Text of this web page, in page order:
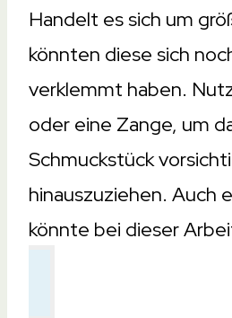
Handelt es sich um
könnten diese sich
verklemmt haben.
oder eine Zange, um
Schmuckstück
hinauszuziehen. Auch
könnte bei dieser